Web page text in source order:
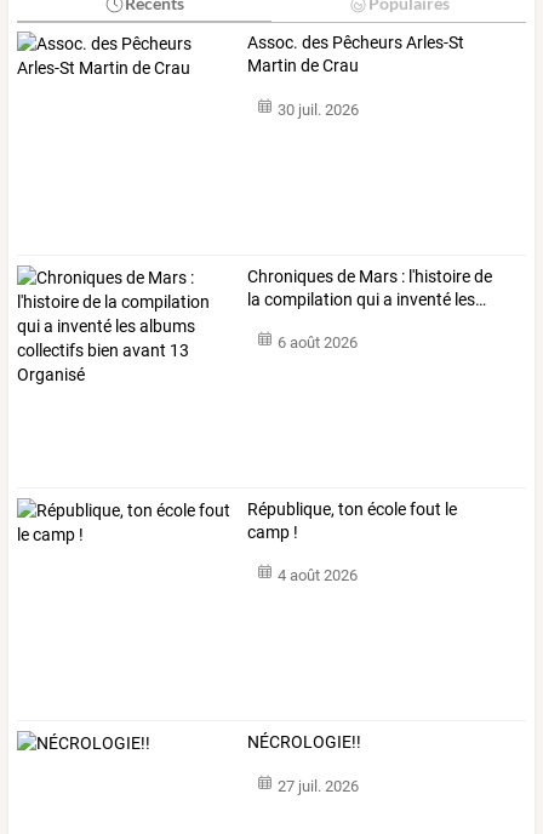
Assoc. des Pêcheurs Arles-St
Martin de Crau
30 juil. 2026
Chroniquesde Mars : l'histoirede
la compilation quia inventé les…
6 août 2026
République, ton école fout le
camp !
4 août 2026
NÉCROLOGIE!!
27 juil. 2026